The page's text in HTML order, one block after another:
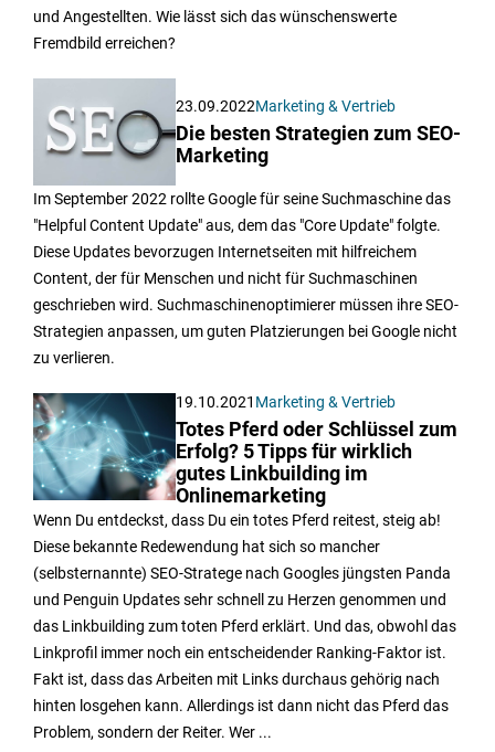
und Angestellten. Wie lässt sich das wünschenswerte
Fremdbild erreichen?
23.09.2022Marketing & Vertrieb
Die besten Strategien zum SEO-
Marketing
Im September 2022 rollte Google für seine Suchmaschine das
"Helpful Content Update" aus, dem das "Core Update" folgte.
Diese Updates bevorzugen Internetseiten mit hilfreichem
Content, der für Menschen und nicht für Suchmaschinen
geschrieben wird. Suchmaschinenoptimierer müssen ihre SEO-
Strategien anpassen, um guten Platzierungen bei Google nicht
zu verlieren.
19.10.2021 Marketing & Vertrieb
Totes Pferd oder Schlüssel zum
Erfolg? 5 Tipps für wirklich
gutes Linkbuilding im
Onlinemarketing
Wenn Du entdeckst, dass Du ein totes Pferd reitest, steig ab!
Diese bekannte Redewendung hat sich so mancher
(selbsternannte) SEO-Stratege nach Googles jüngsten Panda
und Penguin Updates sehr schnell zu Herzen genommen und
das Linkbuilding zum toten Pferd erklärt. Und das, obwohl das
Linkprofil immer noch ein entscheidender Ranking-Faktor ist.
Fakt ist, dass das Arbeiten mit Links durchaus gehörig nach
hinten losgehen kann. Allerdings ist dann nicht das Pferd das
Problem, sondern der Reiter. Wer ...